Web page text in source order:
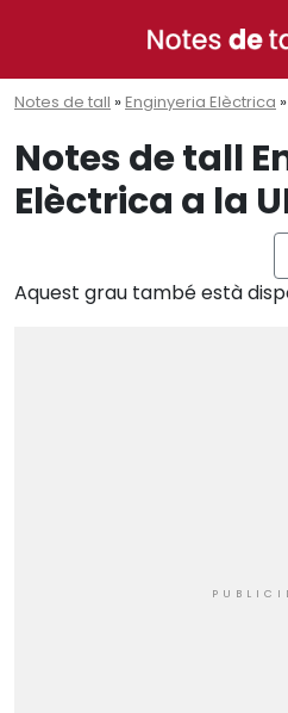
Notes de tall »Enginyeria Elèctrica »
Notes de tall
Elèctrica a la
Aquest grau també està